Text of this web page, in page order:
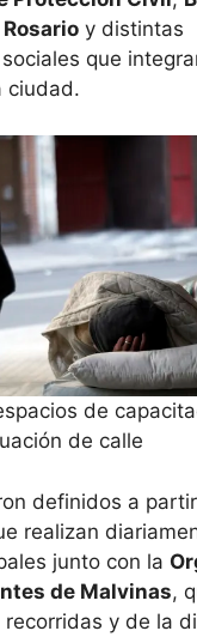
y distintas
que
ciudad.
de
de calle
definidos a
realizan
junto con la
de Malvinas,
y de la